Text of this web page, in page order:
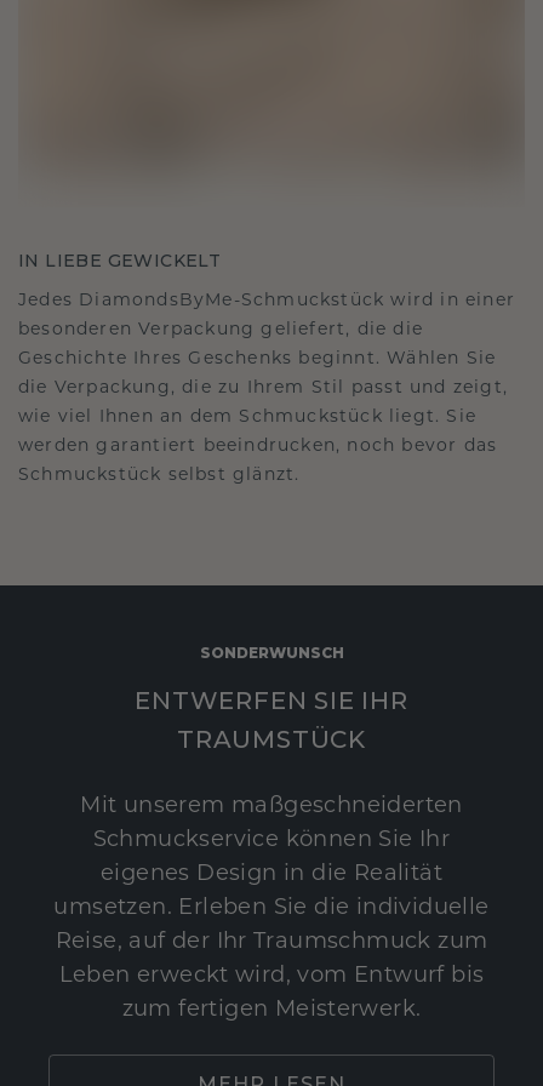
IN LIEBE GEWICKELT
Jedes DiamondsByMe-Schmuckstück wird in einer
besonderen Verpackung geliefert, die die
Geschichte Ihres Geschenks beginnt. Wählen Sie
die Verpackung, die zu Ihrem Stil passt und zeigt,
wie viel Ihnen an dem Schmuckstück liegt. Sie
werden garantiert beeindrucken, noch bevor das
Schmuckstück selbst glänzt.
SONDERWUNSCH
ENTWERFEN SIE IHR
TRAUMSTÜCK
Mit unserem maßgeschneiderten
Schmuckservice können Sie Ihr
eigenes Design in die Realität
umsetzen. Erleben Sie die individuelle
Reise, auf der Ihr Traumschmuck zum
Leben erweckt wird, vom Entwurf bis
zum fertigen Meisterwerk.